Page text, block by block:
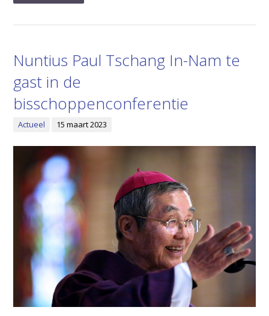
Nuntius Paul Tschang In-Nam te
gast in de
bisschoppenconferentie
Actueel 15 maart 2023